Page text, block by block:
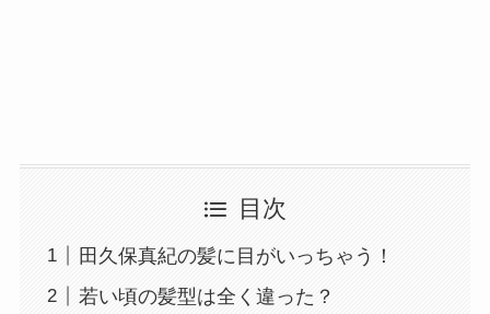
目次
田久保真紀の髪に目がいっちゃう！
若い頃の髪型は全く違った？